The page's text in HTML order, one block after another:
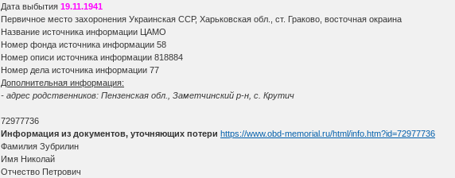
Дата выбытия19.11.1941
Первичное место захоронения Украинская ССР, Харьковская обл., ст. Граково, восточная окраина
Название источника информации ЦАМО
Номер фонда источника информации 58
Номер описи источника информации 818884
Номер дела источника информации 77
Дополнительная информация:
- адрес родственников: Пензенская обл., Заметчинский р-н, с. Крутич
72977736
Информация из документов, уточняющих потери https://www.obd-memorial.ru/html/info.htm?id=72977736
Фамилия Зубрилин
Имя Николай
Отчество Петрович